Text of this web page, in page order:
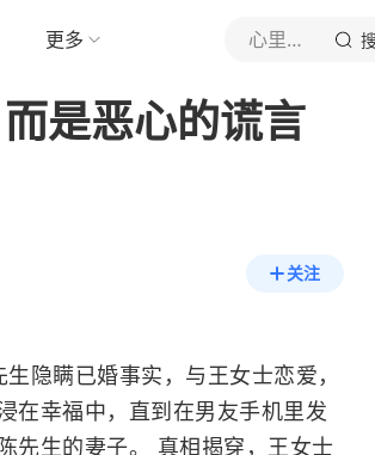
更多 心里里量
是恶心的谎言
关注
隐瞒已婚事实，与王女士恋爱，
在幸福中，直到在男友手机里发
先生的妻子。 真相揭穿，王女士